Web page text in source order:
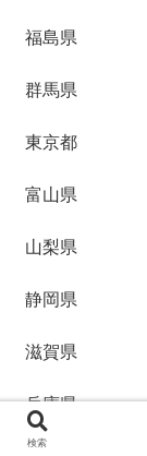
福島県
群馬県
東京都
富山県
山梨県
静岡県
滋賀県
兵庫県
検索